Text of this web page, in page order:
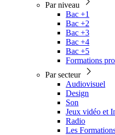
Par niveau
Bac +1
Bac +2
Bac +3
Bac +4
Bac +5
Formations
Par secteur
Audiovisuel
Design
Son
Jeux vidéo et
Radio
Les